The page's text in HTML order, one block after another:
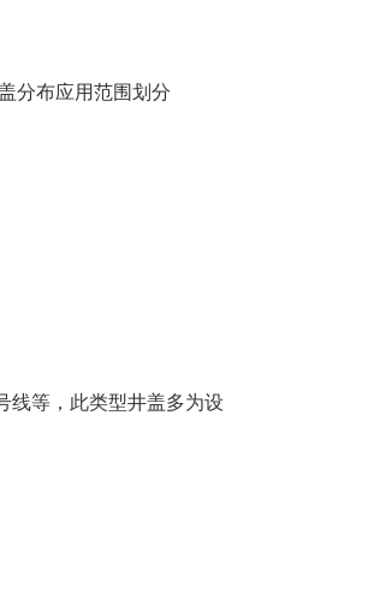
分布应用范围划分
线等，此类型井盖多为设